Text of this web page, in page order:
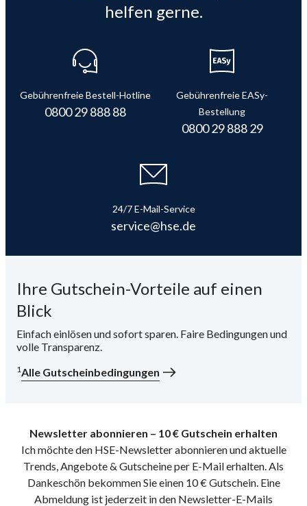
helfen gerne.
Gebührenfreie Bestell-Hotline
0800 29 888 88
Gebührenfreie EASy-
Bestellung
0800 29 888 29
24/7 E-Mail-Service
service@hse.de
Ihre Gutschein-Vorteile auf einen
Blick
Einfach einlösen und sofort sparen. Faire Bedingungen und
volle Transparenz.
1Alle Gutscheinbedingungen
Newsletter abonnieren – 10 € Gutschein erhalten
Ich möchte den HSE-Newsletter abonnieren und aktuelle
Trends, Angebote & Gutscheine per E-Mail erhalten. Als
Dankeschön bekommen Sie einen 10 € Gutschein. Eine
Abmeldung ist jederzeit in den Newsletter-E-Mails